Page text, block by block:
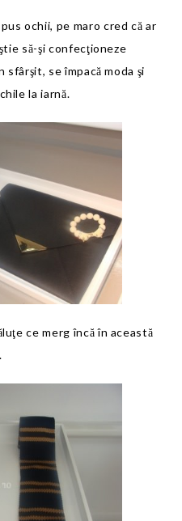
ochii, pe maro cred că ar
să-şi confecţioneze
se împacă moda şi
la iarnă.
ce merg încă în această